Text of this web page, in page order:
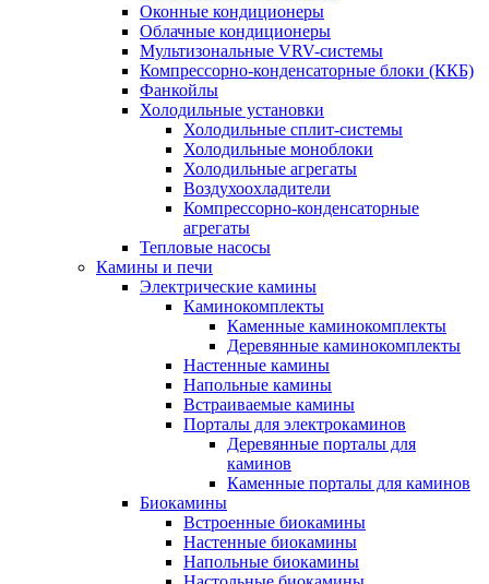
Оконные кондиционеры
Облачные кондиционеры
Мультизональные VRV-системы
Компрессорно-конденсаторные блоки (ККБ)
Фанкойлы
Холодильные установки
Холодильные сплит-системы
Холодильные моноблоки
Холодильные агрегаты
Воздухоохладители
Компрессорно-конденсаторные
агрегаты
Тепловые насосы
Камины и печи
Электрические камины
Каминокомплекты
Каменные каминокомплекты
Деревянные каминокомплекты
Настенные камины
Напольные камины
Встраиваемые камины
Порталы для электрокаминов
Деревянные порталы для
каминов
Каменные порталы для каминов
Биокамины
Встроенные биокамины
Настенные биокамины
Напольные биокамины